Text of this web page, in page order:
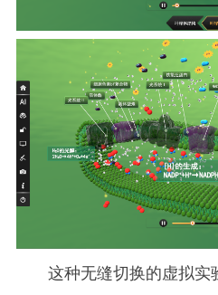
这种无缝切换的虚拟实